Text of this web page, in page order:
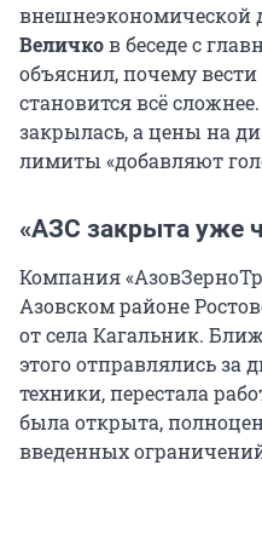
внешнеэкономической
Величков беседе с
объяснил, почему
становится всё
закрылась, а цены на
лимиты «добавляют
«АЗС закрыта уже
Компания
Азовском районе
от села Кагальник.
этого отправлялись за
техники, перестала
была открыта,
введенных